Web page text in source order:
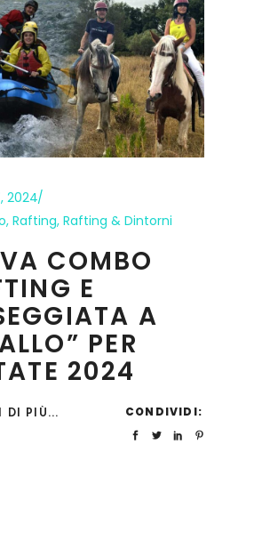
2024
, Rafting, Rafting & Dintorni
COMBO
E
A
PER
2024
DI PIÙ... CONDIVIDI: